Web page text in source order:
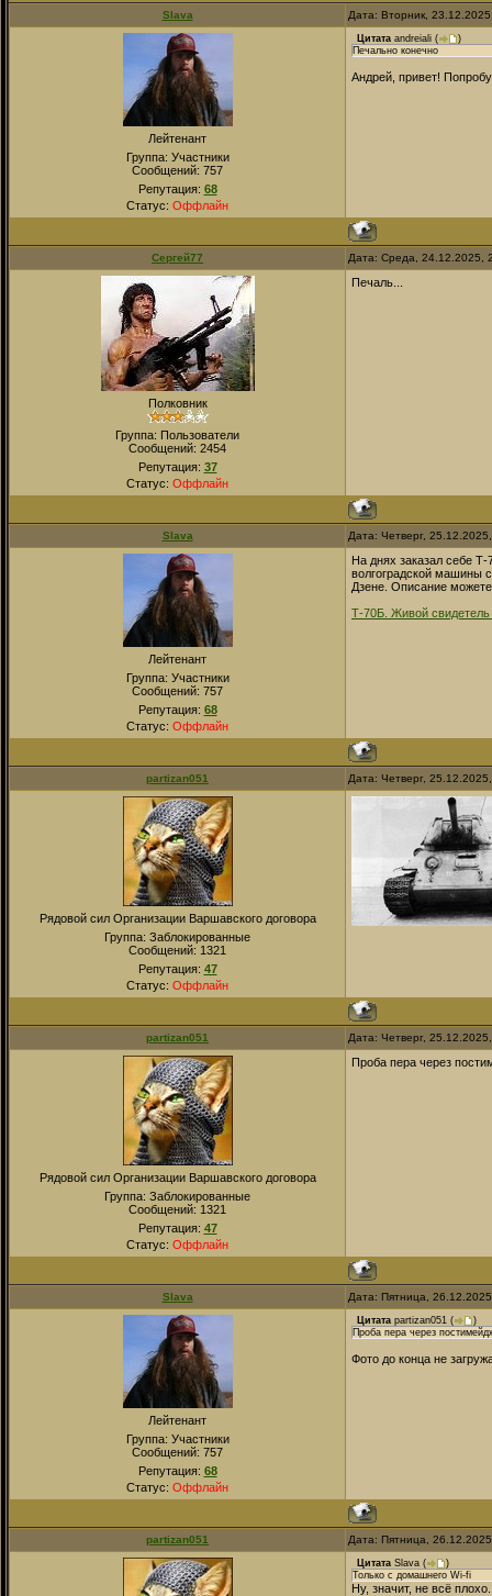
Slava Дата: Вторник,
Лейтенант
Группа: Участники
Сообщений: 757
Репутация: 68
Статус: Оффлайн
Цитата andreiali (
)
Печально конечно
Андрей, привет!
Сергей77 Дата: Среда,
Полковник
Группа: Пользователи
Сообщений: 2454
Репутация: 37
Статус: Оффлайн
Печаль...
Slava Дата: Четверг,
Лейтенант
Группа: Участники
Сообщений: 757
Репутация: 68
Статус: Оффлайн
На днях заказал себе
волгоградской машины
Дзене. Описание
Т-70Б. Живой
partizan051 Дата: Четверг,
Рядовой сил Организации Варшавского договора
Группа: Заблокированные
Сообщений: 1321
Репутация: 47
Статус: Оффлайн
partizan051 Дата: Четверг,
Рядовой сил Организации Варшавского договора
Группа: Заблокированные
Сообщений: 1321
Репутация: 47
Статус: Оффлайн
Проба пера через
Slava Дата: Пятница,
Лейтенант
Группа: Участники
Сообщений: 757
Репутация: 68
Статус: Оффлайн
Цитата partizan051 (
)
Проба пера через
Фото до конца не
partizan051 Дата: Пятница,
Цитата Slava (
)
Только с домашнего Wi-fi
Ну, значит, не всё